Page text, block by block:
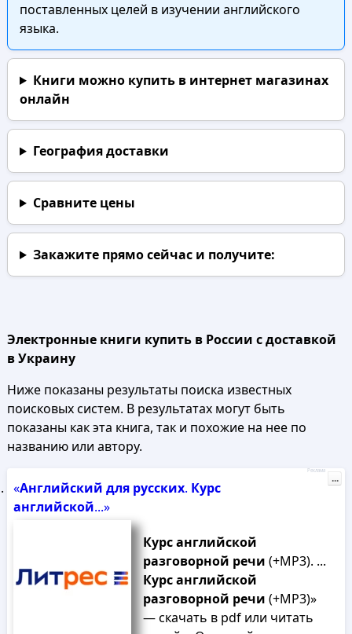
поставленных целей в изучении английского
языка.
Книги можно купить в интернет магазинах
онлайн
География доставки
Сравните цены
Закажите прямо сейчаси получите:
Электронные книги купить в России с доставкой
в Украину
Ниже показаны результаты поиска известных
поисковых систем. В результатах могут быть
показаны как эта книга, так и похожие на нее по
названию или автору.
«Английский для русских. Курс
английской...»
Курсанглийской
разговорной речи (+MP3). ...
Курсанглийской
разговорной речи (+MP3)»
— скачать в pdf или читать
Реклама
...